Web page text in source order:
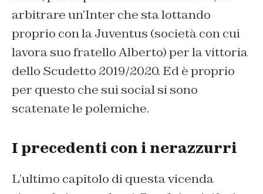
arbitrare un’Inter che sta lottando
proprio con la Juventus (società con cui
lavora suo fratello Alberto) per la vittoria
dello Scudetto 2019/2020. Ed è proprio
per questo che sui social si sono
scatenate le polemiche.
I precedenti con i nerazzurri
L’ultimo capitolo di questa vicenda